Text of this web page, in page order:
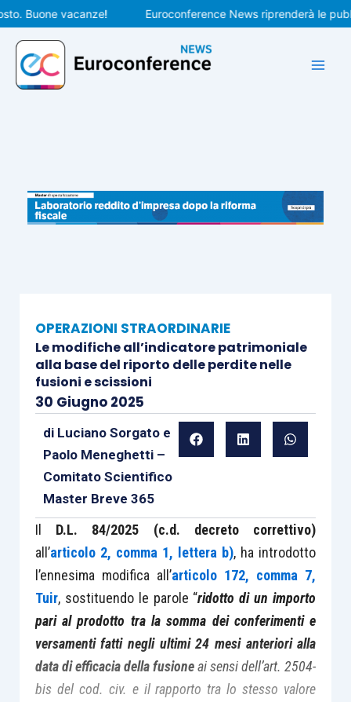
Vai
al
contenuto
vacanze! Euroconference News riprenderà le
OPERAZIONI STRAORDINARIE
Le modifiche all’indicatore patrimoniale
alla base del riporto delle perdite nelle
fusioni e scissioni
30 Giugno 2025
di Luciano Sorgatoe
Paolo Meneghetti –
Comitato Scientifico
Master Breve 365
Il D.L. 84/2025 (c.d. decreto correttivo)
all’articolo 2, comma 1, lettera b), ha introdotto
l’ennesima modifica all’articolo 172, comma 7,
Tuir, sostituendo le parole “ridotto di un importo
pari al prodotto tra la somma dei conferimenti e
versamenti fatti negli ultimi 24 mesi anteriori alla
data di efficacia della fusioneai sensi dell’art. 2504-
bis del cod. civ. e il rapporto tra lo stesso valore